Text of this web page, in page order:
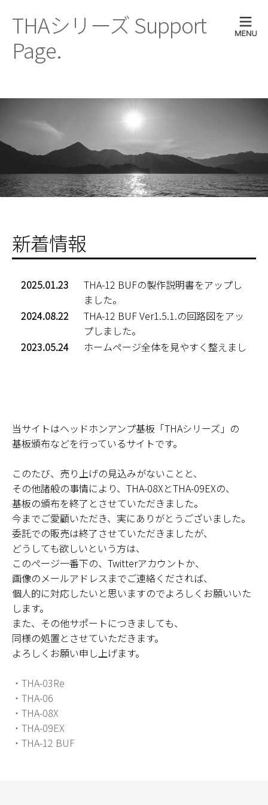
THAシリーズ Support
Page.
新着情報
2025.01.23
THA-12 BUFの製作説明書をアップし
ました。
2024.08.22
THA-12 BUF Ver1.5.1.の回路図をアッ
プしました。
2023.05.24
ホームページ全体を見やすく整えまし
した。
2023.01.09
再々リニューアルいたしました。
ました。
2020.11.20
頒布テンプレート更新によりリニュー
アルしました。
2020.10.22
連絡先メールアドレス変更。
2020.06.14
THA-08X及びTHA-09EX頒布終了のお知
らせ。
2020.01.16
THA-09EXについて、補足の説明追
加。
2019.11.12
サイトを微リニューアルしました。
2018.05.11
記しました。
2018.02.08
THA-09EX頒布開始いたしました。
2018.02.01
THA-09EX製作説明書を微修正しまし
2018.01.26
2018.01.25
当サイトはヘッドホンアンプ基板「THAシリーズ」の
基板頒布などを行っているサイトです。
このたび、売り上げの見込みがないことと、
その他諸般の事情により、THA-08XとTHA-09EXの、
基板の頒布を終了とさせていただきました。
今までご愛顧いただき、実にありがとうございました。
委託での販売は終了させていただきましたが、
どうしても欲しいという方は、
このページ一番下の、Twitterアカウントか、
画像のメールアドレスまでご連絡くだされば、
個人的に対応したいと思いますのでよろしくお願いいた
します。
また、その他サポートにつきましても、
同様の処置とさせていただきます。
よろしくお願い申し上げます。
・THA-03Re
・THA-06
・THA-08X
・THA-09EX
・THA-12 BUF